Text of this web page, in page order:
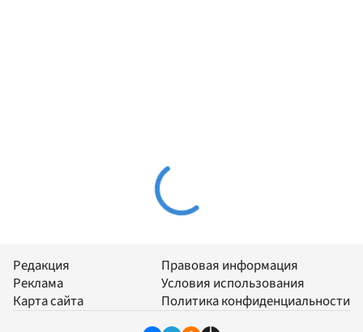
Редакция
Реклама
Карта сайта
Правовая информация
Условия использования
Политика конфиденциальности